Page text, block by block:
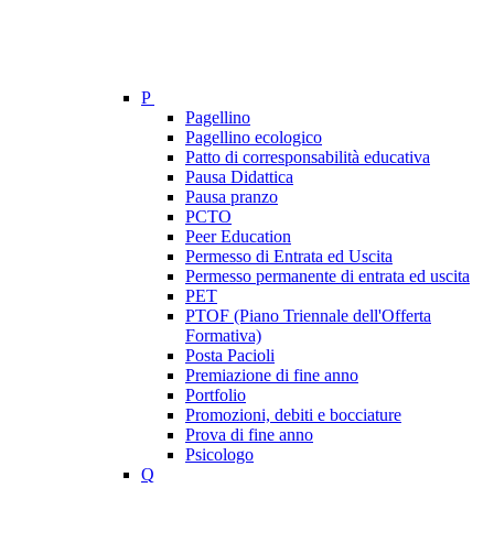
P
Pagellino
Pagellino ecologico
Patto di corresponsabilità educativa
Pausa Didattica
Pausa pranzo
PCTO
Peer Education
Permesso di Entrata ed Uscita
Permesso permanente di entrata ed uscita
PET
PTOF (Piano Triennale dell'Offerta
Formativa)
Posta Pacioli
Premiazione di fine anno
Portfolio
Promozioni, debiti e bocciature
Prova di fine anno
Psicologo
Q